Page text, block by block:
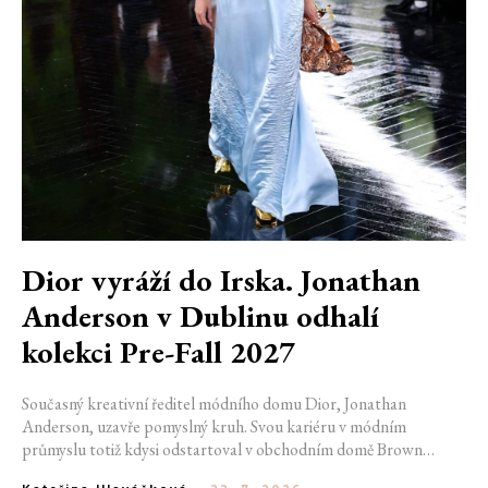
Dior vyráží do Irska. Jonathan
Anderson v Dublinu odhalí
kolekci Pre-Fall 2027
Současný kreativní ředitel módního domu Dior, Jonathan
Anderson, uzavře pomyslný kruh. Svou kariéru v módním
průmyslu totiž kdysi odstartoval v obchodním domě Brown